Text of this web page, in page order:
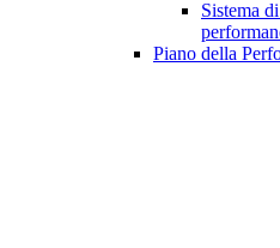
Sistema
Piano della